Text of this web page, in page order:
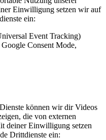
Einwilligung setzen wir auf
ein:
Event Tracking)
Consent Mode,
können wir dir Videos
die von externen
deiner Einwilligung setzen
Drittdienste ein: